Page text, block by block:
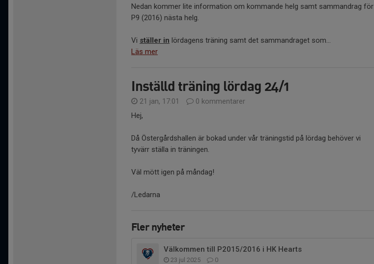
Nedan kommer lite information om kommande helg samt sammandrag för
P9 (2016) nästa helg.
Vi ställer in lördagens träning samt det sammandraget som...
Läs mer
Inställd träning lördag 24/1
21 jan, 17:01
0 kommentarer
Hej,
Då Östergårdshallen är bokad under vår träningstid på lördag behöver vi
tyvärr ställa in träningen.
Väl mött igen på måndag!
/Ledarna
Fler nyheter
Välkommen till P2015/2016 i HK Hearts
23 jul 2025 0